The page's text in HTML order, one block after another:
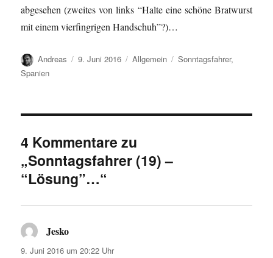
abgesehen (zweites von links “Halte eine schöne Bratwurst
mit einem vierfingrigen Handschuh”?)…
Autor
Andreas
Veröffentlicht
9. Juni 2016 Kategorien
Allgemein Schlagwörter
Sonntagsfahrer,
Spanien
4 Kommentare zu
„Sonntagsfahrer (19) –
“Lösung”…“
Jesko
9. Juni 2016 um 20:22 Uhr